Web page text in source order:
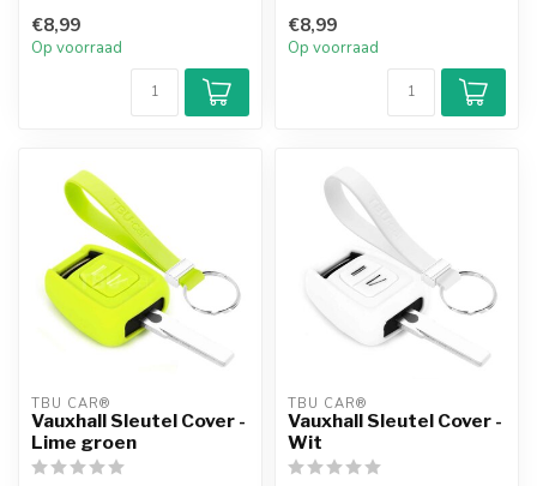
€8,99
Op voorraad
€8,99
Op voorraad
TBU CAR®
Vauxhall Sleutel Cover -
Lime groen
TBU CAR®
Vauxhall Sleutel Cover -
Wit